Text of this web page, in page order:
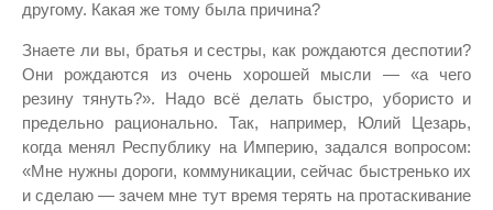
другому. Какая же тому была причина?
Знаете ли вы, братья и сестры, как рождаются деспотии?
Они рождаются из очень хорошей мысли — «а чего
резину тянуть?». Надо всё делать быстро, убористо и
предельно рационально. Так, например, Юлий Цезарь,
когда менял Республику на Империю, задался вопросом:
«Мне нужны дороги, коммуникации, сейчас быстренько их
и сделаю — зачем мне тут время терять на протаскивание